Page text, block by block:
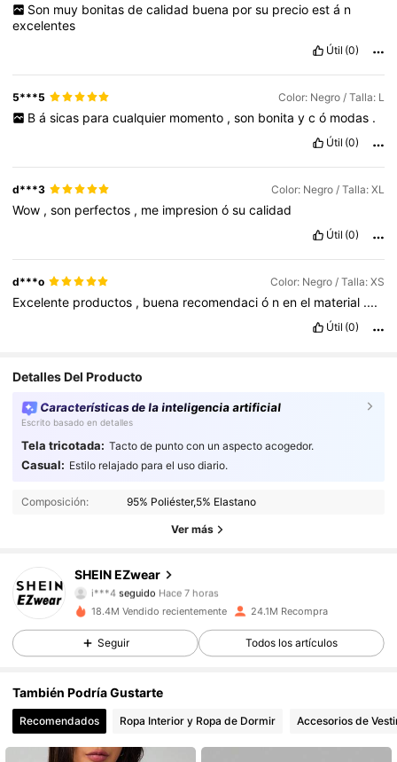
Son muy bonitas de calidad buena por su precio est á n
excelentes
Útil (0)
5***5 Color: Negro / Talla: L
B á sicas para cualquier momento , son bonita y c ó modas .
Útil (0)
d***3 Color: Negro / Talla: XL
Wow ,son perfectos , me impresionósucalidad
Útil (0)
d***o Color: Negro / Talla: XS
Excelente productos , buena recomendació nenel material ....
Útil (0)
Detalles Del Producto
Características de la inteligencia artificial
Escrito basado en detalles
Tela tricotada: Tacto de punto con un aspecto acogedor.
Casual: Estilo relajado para el uso diario.
Composición: 95% Poliéster,5% Elastano
Ver más
SHEIN EZwear
1.9M Seguidores
i***4seguido Hace 7 horas
4.91 1.9M Seguidores
1.9M Seguidores
4.91 1.9M Seguidores
18.4M Vendido recientemente 24.1M Recompra
Seguir Todos los artículos
También Podría Gustarte
Recomendados Ropa Interior y Ropa de Dormir Accesorios de